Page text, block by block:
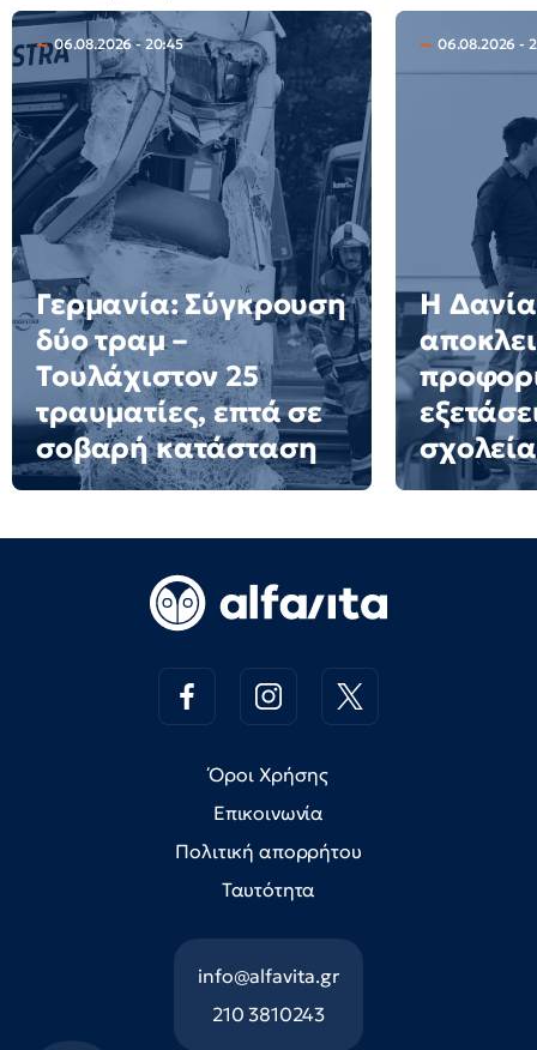
06.08.2026 - 20:45
Γερμανία: Σύγκρουση
δύο τραμ –
Τουλάχιστον 25
τραυματίες, επτά σε
σοβαρή κατάσταση
06.08.2026 -
Η
Όροι Χρήσης
Επικοινωνία
Πολιτική απορρήτου
Ταυτότητα
info@alfavita.gr
210 3810243